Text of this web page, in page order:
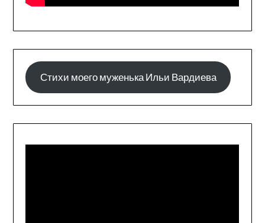
Стихи моего муженька Ильи Вардиева